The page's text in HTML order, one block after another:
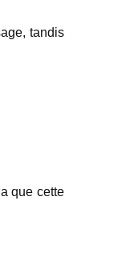
tandis
que cette